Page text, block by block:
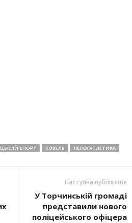
СПОРТ КОВЕЛЬ
ЛЕГКА АТЛЕТИКА
Наступна публікація
У Торчинській громаді
представили нового
поліцейського офіцера